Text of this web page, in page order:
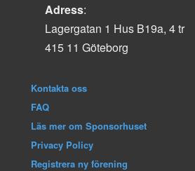
Adress:
Lagergatan 1 Hus B19a, 4 tr
415 11 Göteborg
Kontakta oss
FAQ
Läs mer om Sponsorhuset
Privacy Policy
Registrera ny förening